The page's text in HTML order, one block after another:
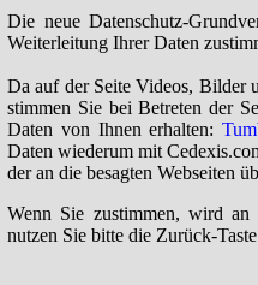
Die neue Datenschutz-
Weiterleitung Ihrer Daten
Da auf der Seite Videos, Bilder
stimmen Sie bei Betreten der
Daten von Ihnen erhalten:
Daten wiederum mit
der an die besagten Webseiten
Wenn Sie zustimmen, wird an
nutzen Sie bitte die Zurück-